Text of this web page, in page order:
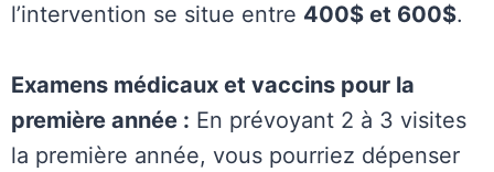
l’intervention se situe entre 400$ et 600$.
Examens médicaux et vaccins pour la
première année : En prévoyant 2 à 3 visites
la première année, vous pourriez dépenser